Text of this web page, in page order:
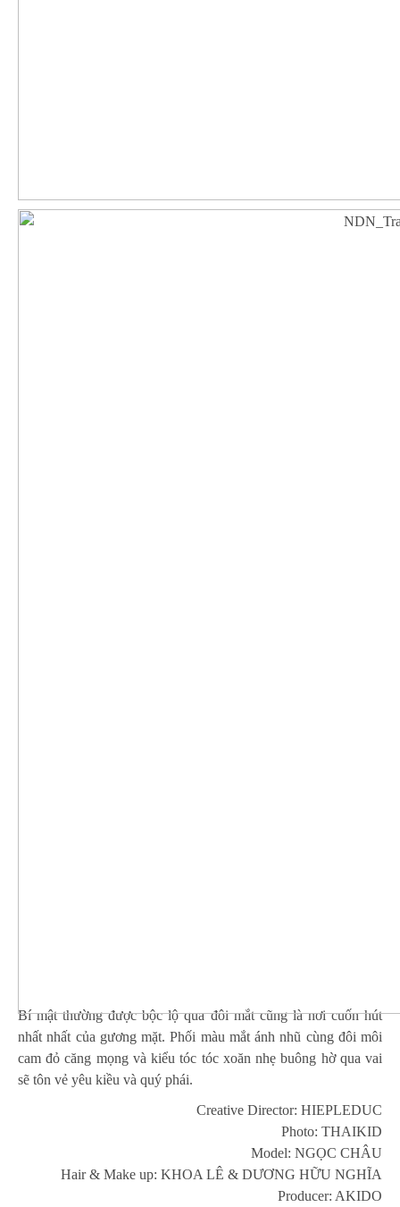
Bí mật thường được bộc lộ qua đôi mắt cũng là nơi cuốn hút
nhất nhất của gương mặt. Phối màu mắt ánh nhũ cùng đôi môi
cam đỏ căng mọng và kiểu tóc tóc xoăn nhẹ buông hờ qua vai
sẽ tôn vẻ yêu kiều và quý phái.
Creative Director: HIEPLEDUC
Photo: THAIKID
Model: NGỌC CHÂU
Hair & Make up: KHOA LÊ & DƯƠNG HỮU NGHĨA
Producer: AKIDO